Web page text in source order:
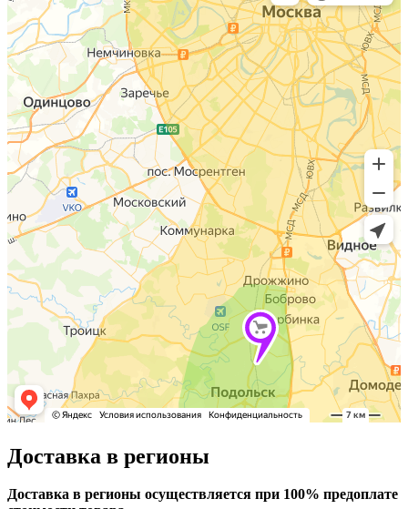
Доставка в регионы
Доставка в регионы осуществляется при 100% предоплате